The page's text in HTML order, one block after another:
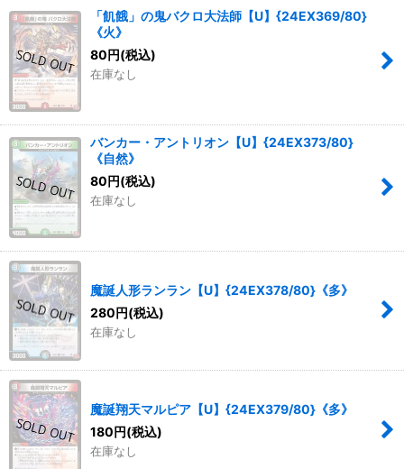
「飢餓」の鬼バクロ大法師【U】{24EX369/80}
《火》
80円(税込)
在庫なし
バンカー・アントリオン【U】{24EX373/80}
《自然》
80円(税込)
在庫なし
魔誕人形ランラン【U】{24EX378/80}《多》
280円(税込)
在庫なし
魔誕翔天マルピア【U】{24EX379/80}《多》
180円(税込)
在庫なし